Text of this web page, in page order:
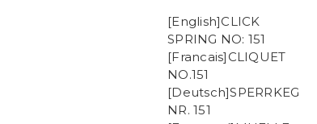
[English]CLICK
SPRING NO: 151
[Francais]CLIQUET
NO.151
[Deutsch]SPERRKEG
NR. 151